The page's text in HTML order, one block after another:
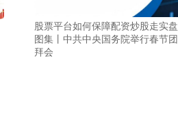
股票平台如何保障配资炒股走实盘
图集丨中共中央国务院举行春节团
拜会